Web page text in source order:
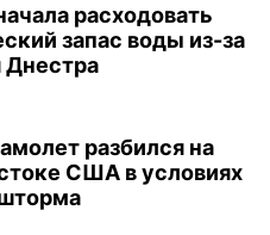
расходовать
запас воды из-за
Днестра
разбился на
США в условиях